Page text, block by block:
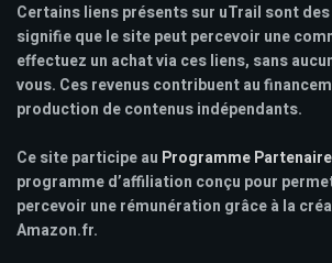
Certains liens présents sur uTrail sont
signifie que le site peut percevoir une
effectuez un achat via ces liens, sans
vous. Ces revenus contribuent au
production de contenus indépendants.
Ce site participe au Programme
programme d’affiliation conçu pour
percevoir une rémunération grâce à la
Amazon.fr.